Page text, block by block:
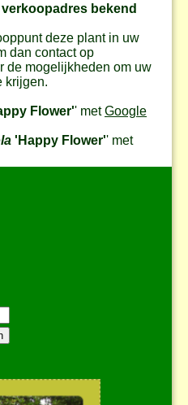
bekend
deze plant in uw
dan contact op
de mogelijkheden om uw
krijgen.
Flower'' metGoogle
'Happy Flower'' met